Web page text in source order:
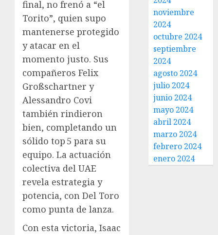
final, no frenó a “el
Torito”, quien supo
mantenerse protegido
y atacar en el
momento justo. Sus
compañeros Felix
Großschartner y
Alessandro Covi
también rindieron
bien, completando un
sólido top 5 para su
equipo. La actuación
colectiva del UAE
revela estrategia y
potencia, con Del Toro
como punta de lanza.
Con esta victoria, Isaac
noviembre
2024
octubre 2024
septiembre
2024
agosto 2024
julio 2024
junio 2024
mayo 2024
abril 2024
marzo 2024
febrero 2024
enero 2024